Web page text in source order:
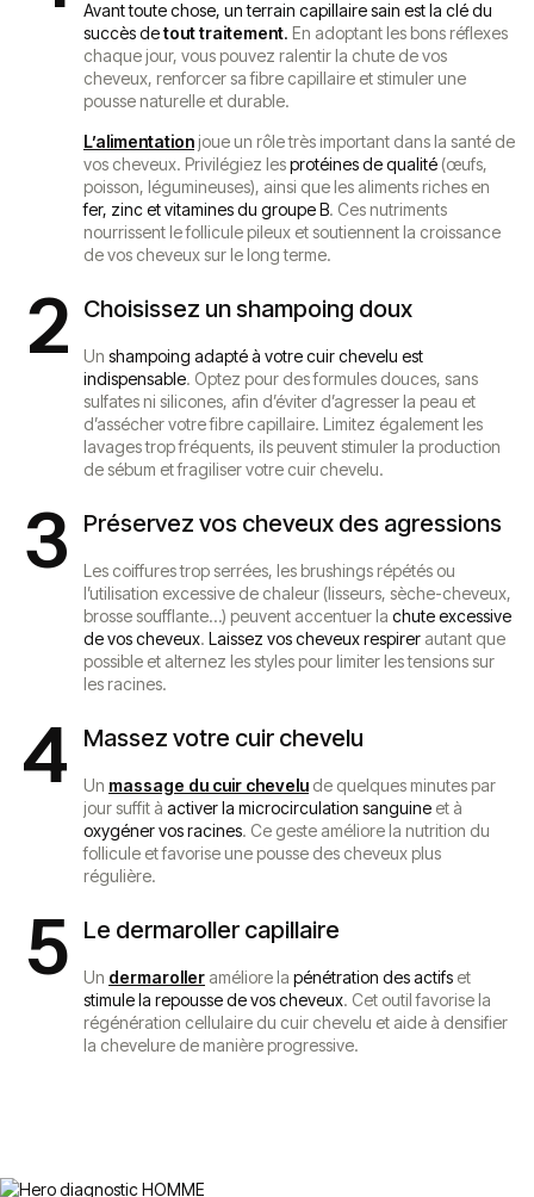
Avant toute chose, un terrain capillaire sain est la clé du
succès detout traitement. En adoptant les bons réflexes
chaque jour, vous pouvez ralentir la chute de vos
cheveux, renforcer sa fibre capillaire et stimuler une
pousse naturelle et durable.
L’alimentationjoue un rôle très important dans la santé de
vos cheveux. Privilégiez lesprotéines de qualité (œufs,
poisson, légumineuses), ainsi que les aliments riches en
fer, zinc et vitamines du groupe B. Ces nutriments
nourrissent le follicule pileux et soutiennent la croissance
de vos cheveux sur le long terme.
2 Choisissez un shampoing doux
Un shampoing adapté à votre cuir chevelu est
indispensable. Optez pour des formules douces, sans
sulfates ni silicones, afin d’éviter d’agresser la peau et
d’assécher votre fibre capillaire. Limitez également les
lavages trop fréquents, ils peuvent stimuler la production
de sébum et fragiliser votre cuir chevelu.
3 Préservez vos cheveux des agressions
Les coiffures trop serrées, les brushings répétés ou
l’utilisation excessive de chaleur (lisseurs, sèche-cheveux,
brosse soufflante…) peuvent accentuer la chute excessive
de vos cheveux. Laissez vos cheveux respirer autant que
possible et alternez les styles pour limiter les tensions sur
les racines.
4 Massez votre cuir chevelu
Un massage du cuir chevelu de quelques minutes par
jour suffit à activer la microcirculation sanguine et à
oxygéner vos racines. Ce geste améliore la nutrition du
follicule et favorise une pousse des cheveux plus
régulière.
5 Le dermaroller capillaire
Un dermaroller améliore la pénétration des actifs et
stimule la repousse de vos cheveux. Cet outil favorise la
régénération cellulaire du cuir chevelu et aide à densifier
la chevelure de manière progressive.